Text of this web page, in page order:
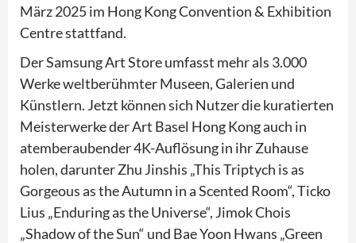
März 2025 im Hong Kong Convention & Exhibition
Centre stattfand.
Der Samsung Art Store umfasst mehr als 3.000
Werke weltberühmter Museen, Galerien und
Künstlern. Jetzt können sich Nutzer die kuratierten
Meisterwerke der Art Basel Hong Kong auch in
atemberaubender 4K-Auflösung in ihr Zuhause
holen, darunter Zhu Jinshis „This Triptych is as
Gorgeous as the Autumn in a Scented Room“, Ticko
Lius „Enduring as the Universe“, Jimok Chois
„Shadow of the Sun“ und Bae Yoon Hwans „Green